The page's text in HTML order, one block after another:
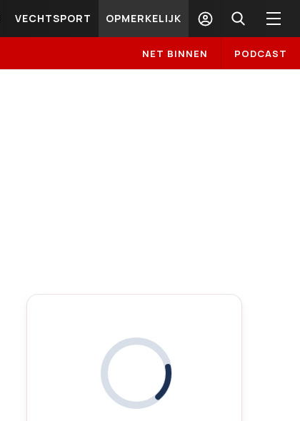
VECHTSPORT OPMERKELIJK
NET BINNEN PODCAST